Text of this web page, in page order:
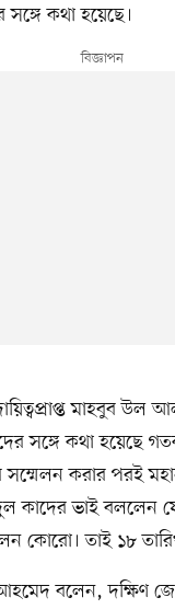
কথা হয়েছে।
দায়িত্বপ্রাপ্ত মাহবুব
সঙ্গে কথা হয়েছে
সম্মেলন করার পরই
কাদের ভাই বললেন
কোরো। তাই ১৮
বলেন, দক্ষিণ